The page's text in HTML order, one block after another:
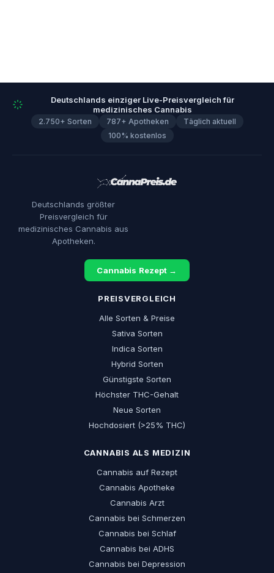
Deutschlands einziger Live-Preisvergleich für
medizinisches Cannabis
2.750+ Sorten 787+ Apotheken
Täglich aktuell
100% kostenlos
Deutschlands größter
Preisvergleich für
medizinisches Cannabis aus
Apotheken.
Cannabis Rezept →
PREISVERGLEICH
Alle Sorten & Preise
Sativa Sorten
Indica Sorten
Hybrid Sorten
Günstigste Sorten
Höchster THC-Gehalt
Neue Sorten
Hochdosiert (>25% THC)
CANNABIS ALS MEDIZIN
Cannabis auf Rezept
Cannabis Apotheke
Cannabis Arzt
Cannabis bei Schmerzen
Cannabis bei Schlaf
Cannabis bei ADHS
Cannabis bei Depression